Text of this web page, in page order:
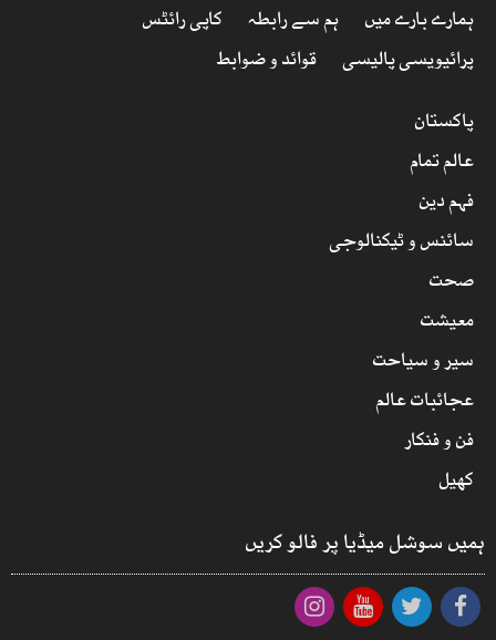
ہمارے بارے میں ہم سے رابطہ
کاپی رائٹس
پرائیویسی پالیسی
قوائد و ضوابط
پاکستان
عالم تمام
فہم دین
سائنس و ٹیکنالوجی
صحت
معیشت
سیر و سیاحت
عجائبات عالم
فن و فنکار
کھیل
ہمیں سوشل میڈیا پر فالو کریں